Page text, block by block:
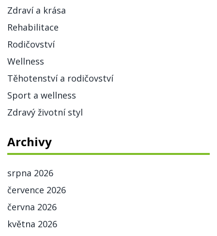
Zdraví a krása
Rehabilitace
Rodičovství
Wellness
Těhotenství a rodičovství
Sport a wellness
Zdravý životní styl
Archivy
srpna 2026
července 2026
června 2026
května 2026